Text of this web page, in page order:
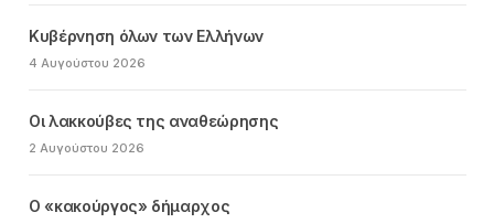
Κυβέρνηση όλων των Ελλήνων
4 Αυγούστου 2026
Οι λακκούβες της αναθεώρησης
2 Αυγούστου 2026
Ο «κακούργος» δήμαρχος